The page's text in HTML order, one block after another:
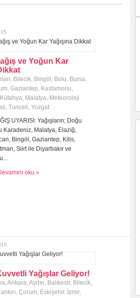
ve Yoğun Kar
, Bilecik, Bingöl , Bolu, Bursa,
, Gaziantep, Kastamonu,
Kütahya, Malatya, Meteoroloji
, Tunceli, Yozgat
UYARISI: Yağışların; Doğu
Karadeniz, Malatya, Elazığ,
Bingöl, Gaziantep, Kilis,
Siirt ile Diyarbakır ve
oku »
Yağışlar Geliyor!
,Ankara,Aydın, Balıkesir, Bilecik,
, Çorum, Eskişehir, İzmir,